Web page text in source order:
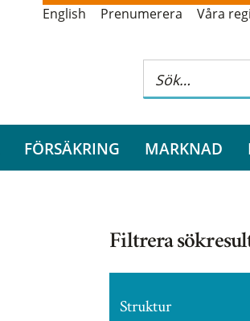
English Prenumerera Våra
FÖRSÄKRING MARKNAD
Filtrera
Struktur